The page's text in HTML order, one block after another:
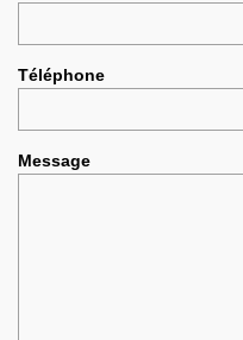
Téléphone
Message